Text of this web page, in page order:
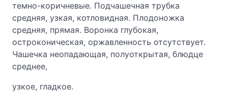
темно-коричневые. Подчашечная трубка
средняя, узкая, котловидная. Плодоножка
средняя, прямая. Воронка глубокая,
остроконическая, оржавленность отсутствует.
Чашечка неопадающая, полуоткрытая, блюдце
среднее,
узкое, гладкое.